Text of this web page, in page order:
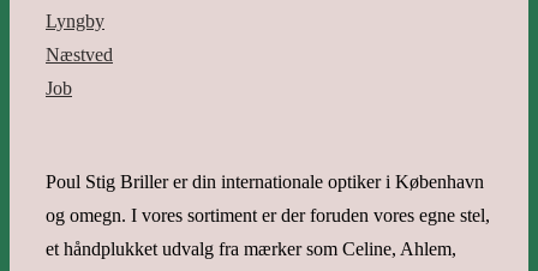
Lyngby
Næstved
Job
Poul Stig Briller er din internationale optiker i København
og omegn. I vores sortiment er der foruden vores egne stel,
et håndplukket udvalg fra mærker som Celine, Ahlem,